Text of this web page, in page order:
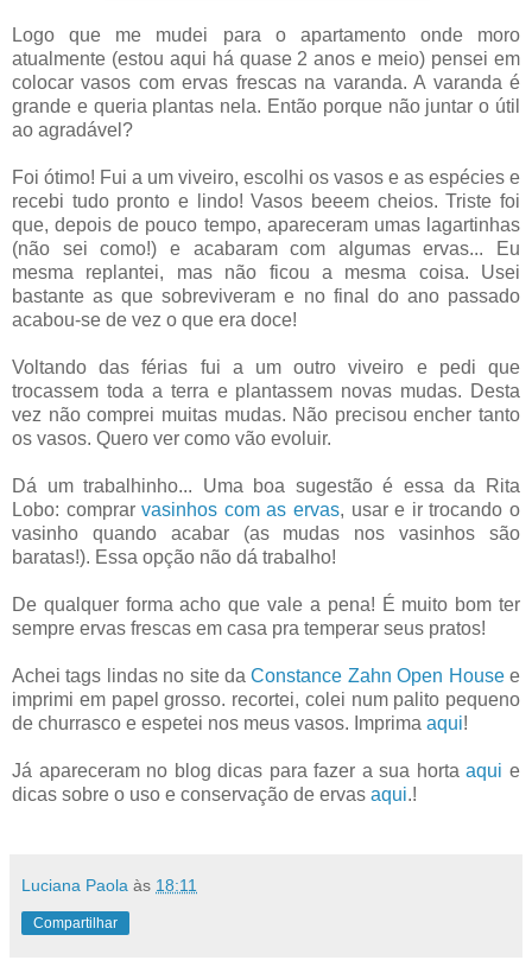
Logo que me mudei para o apartamento onde moro
atualmente (estou aqui há quase 2 anos e meio) pensei em
colocar vasos com ervas frescas na varanda. A varanda é
grande e queria plantas nela. Então porque não juntar o útil
ao agradável?
Foi ótimo! Fui a um viveiro, escolhi os vasos e as espécies e
recebi tudo pronto e lindo! Vasos beeem cheios. Triste foi
que, depois de pouco tempo, apareceram umas lagartinhas
(não sei como!) e acabaram com algumas ervas... Eu
mesma replantei, mas não ficou a mesma coisa. Usei
bastante as que sobreviveram e no final do ano passado
acabou-se de vez o que era doce!
Voltando das férias fui a um outro viveiro e pedi que
trocassem toda a terra e plantassem novas mudas. Desta
vez não comprei muitas mudas. Não precisou encher tanto
os vasos. Quero ver como vão evoluir.
Dá um trabalhinho... Uma boa sugestão é essa da Rita
Lobo: comprarvasinhos com as ervas, usar e ir trocando o
vasinho quando acabar (as mudas nos vasinhos são
baratas!). Essa opção não dá trabalho!
De qualquer forma acho que vale a pena! É muito bom ter
sempre ervas frescas em casa pra temperar seus pratos!
Achei tags lindas no site daConstance Zahn Open Housee
imprimi em papel grosso. recortei, colei num palito pequeno
de churrasco e espetei nos meus vasos. Imprima aqui!
Já apareceram no blog dicas para fazer a sua hortaaqui e
dicas sobre o uso e conservação de ervas aqui.!
Luciana Paola às 18:11
Compartilhar